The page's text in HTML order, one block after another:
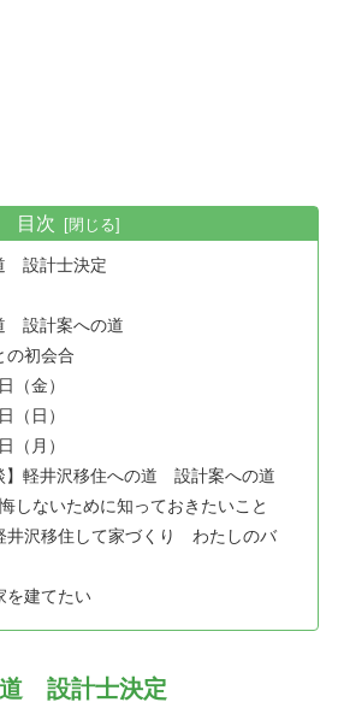
目次
設計士決定
設計案への道
の初会合
（金）
（日）
（月）
】軽井沢移住への道 設計案への道
しないために知っておきたいこと
井沢移住して家づくり わたしのバ
を建てたい
設計士決定